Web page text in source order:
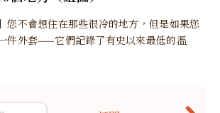
您不會想住在那些很冷的地方，但是如果您
件外套——它們記錄了有史以來最低的溫